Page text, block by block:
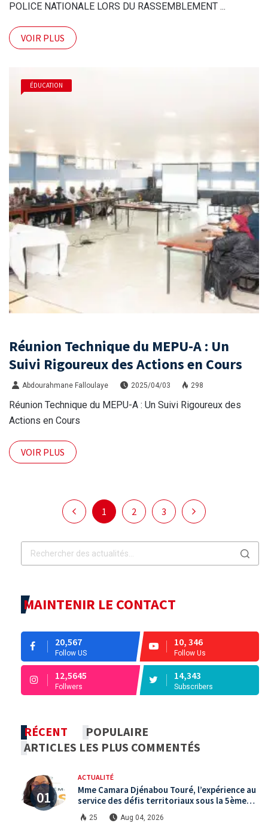
POLICE NATIONALE LORS DU RASSEMBLEMENT ...
VOIR PLUS
ÉDUCATION
Réunion Technique du MEPU-A : Un
Suivi Rigoureux des Actions en Cours
Abdourahmane Falloulaye 2025/04/03 298
Réunion Technique du MEPU-A : Un Suivi Rigoureux des
Actions en Cours
VOIR PLUS
1 2 3
MAINTENIR LE CONTACT
20,567
Follow US
10, 346
Follow Us
12,5645
Follwers
14,343
Subscribers
RÉCENT
POPULAIRE
ARTICLES LES PLUS COMMENTÉS
ACTUALITÉ
Mme Camara Djénabou Touré, l’expérience au
service des défis territoriaux sous la 5ème
République
25 Aug 04, 2026